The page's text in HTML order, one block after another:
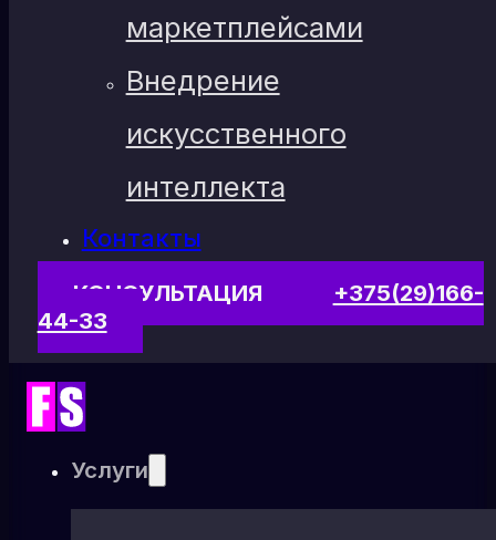
маркетплейсами
Внедрение
искусственного
интеллекта
Контакты
КОНСУЛЬТАЦИЯ
+375(29)166-
44-33
Услуги